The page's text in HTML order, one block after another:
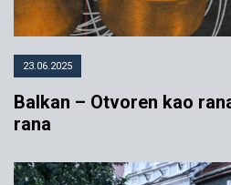
23.06.2025
Balkan – Otvoren kao
rana